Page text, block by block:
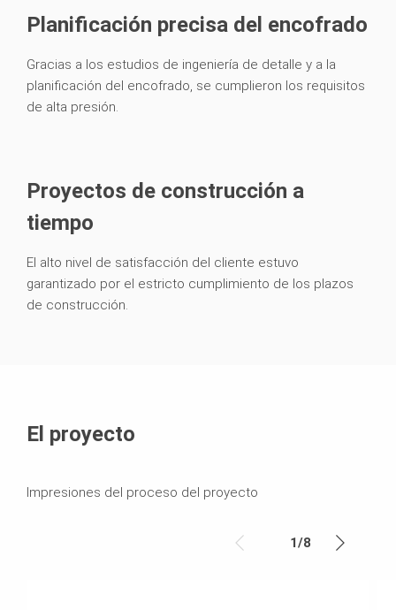
Planificación precisa del encofrado
Gracias a los estudios de ingeniería de detalle y a la
planificación del encofrado, se cumplieron los requisitos
de alta presión.
Proyectos de construcción a
tiempo
El alto nivel de satisfacción del cliente estuvo
garantizado por el estricto cumplimiento de los plazos
de construcción.
El proyecto
Impresiones del proceso del proyecto
1/8